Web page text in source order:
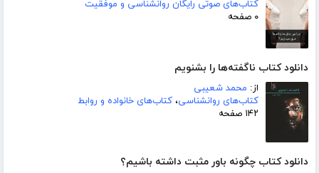
کتاب‌های صوتی رایگان روانشناسی و موفقیت
۰ صفحه
دانلود کتاب ناگفته‌ها را بشنویم
از: محمد شعیبی
کتاب‌های روانشناسی، کتاب‌های خانواده و روابط
۱۴۲ صفحه
دانلود کتاب چگونه باور مثبت داشته باشیم؟